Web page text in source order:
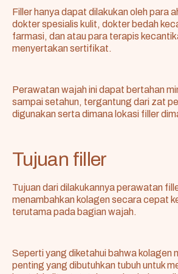
Filler hanya dapat dilakukan oleh para
dokter spesialis kulit, dokter bedah
farmasi, dan atau para terapis
menyertakan sertifikat.
Perawatan wajah ini dapat bertahan
sampai setahun, tergantung dari zat
digunakan serta dimana lokasi filler
Tujuan filler
Tujuan dari dilakukannya perawatan
menambahkan kolagen secara cepat
terutama pada bagian wajah.
Seperti yang diketahui bahwa kolagen
penting yang dibutuhkan tubuh untuk